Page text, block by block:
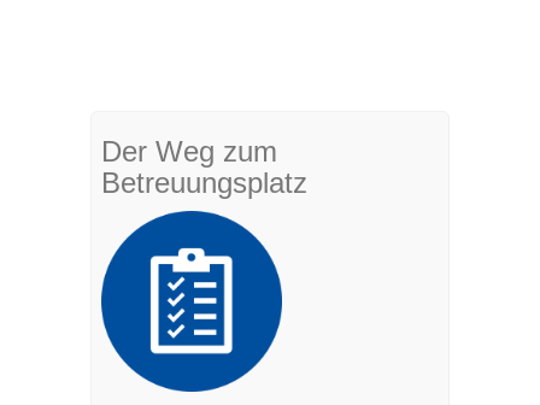
Der Weg zum
Betreuungsplatz